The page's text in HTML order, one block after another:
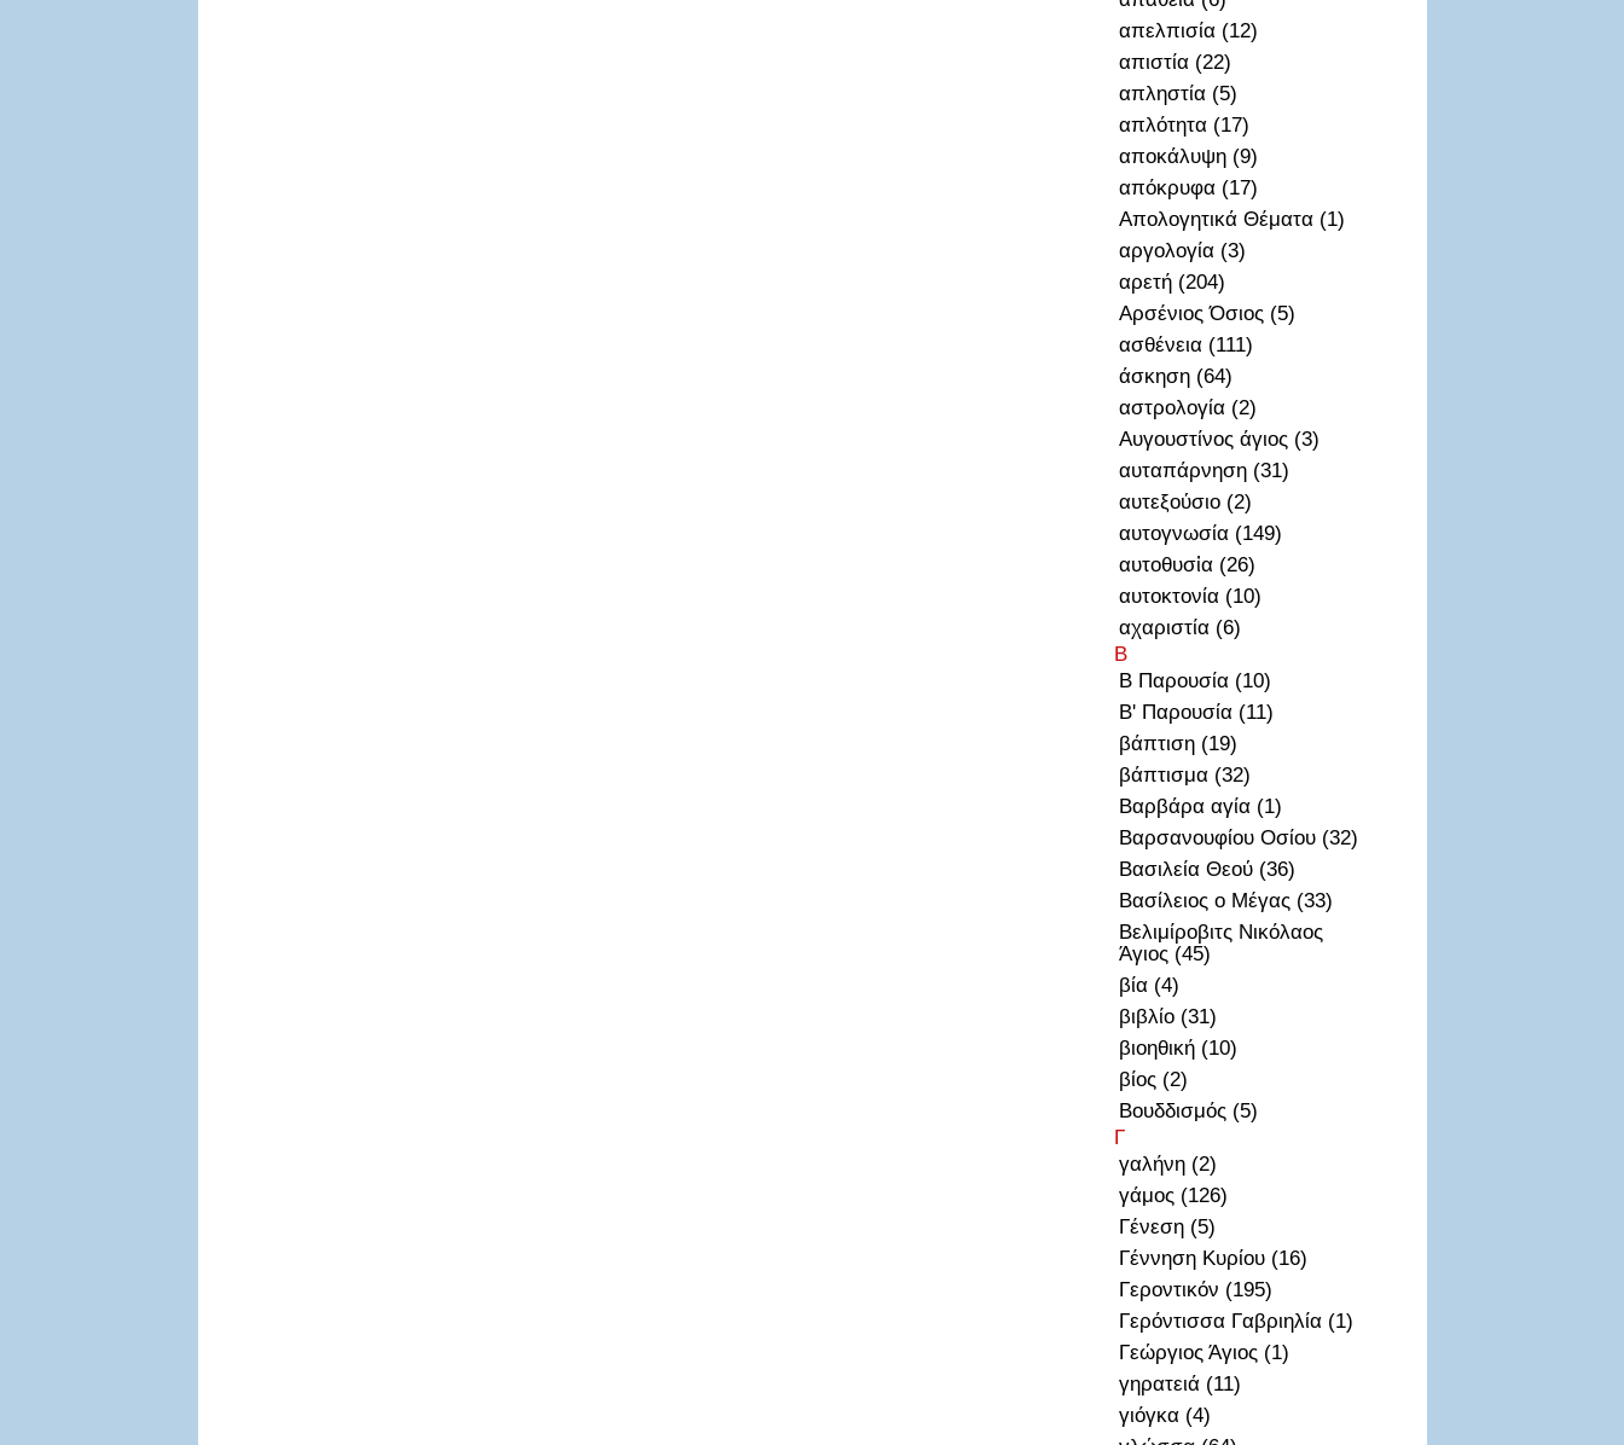
απελπισία (12)
απιστία (22)
απληστία (5)
απλότητα (17)
αποκάλυψη (9)
απόκρυφα (17)
Απολογητικά Θέματα (1)
αργολογία (3)
αρετή (204)
Αρσένιος Όσιος (5)
ασθένεια (111)
άσκηση (64)
αστρολογία (2)
Αυγουστίνος άγιος (3)
αυταπάρνηση (31)
αυτεξούσιο (2)
αυτογνωσία (149)
αυτοθυσἰα (26)
αυτοκτονία (10)
αχαριστία (6)
Β
Β Παρουσία (10)
Β' Παρουσία (11)
βάπτιση (19)
βάπτισμα (32)
Βαρβάρα αγία (1)
Βαρσανουφίου Οσίου (32)
Βασιλεία Θεού (36)
Βασίλειος ο Μέγας (33)
Βελιμίροβιτς Νικόλαος
Άγιος (45)
βία (4)
βιβλίο (31)
βιοηθική (10)
βίος (2)
Βουδδισμός (5)
Γ
γαλήνη (2)
γάμος (126)
Γένεση (5)
Γέννηση Κυρίου (16)
Γεροντικόν (195)
Γερόντισσα Γαβριηλία (1)
Γεώργιος Άγιος (1)
γηρατειά (11)
γιόγκα (4)